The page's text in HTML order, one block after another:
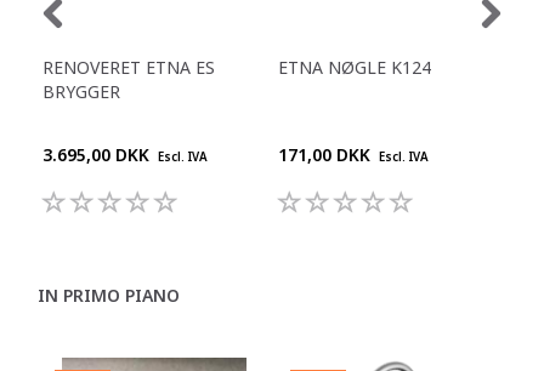
RENOVERET ETNA ES
BRYGGER
3.695,00 DKK Escl. IVA
ETNA NØGLE K124
171,00 DKK Escl. IVA
IN PRIMO PIANO